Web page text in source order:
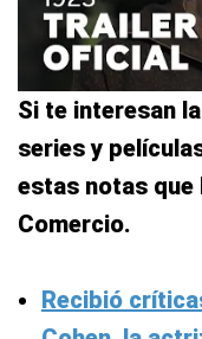
Si te interesan
series y
estas notas que
Comercio.
Recibió